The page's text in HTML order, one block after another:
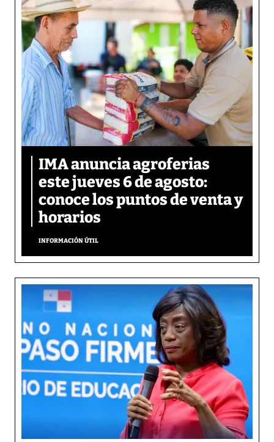
IMA anuncia agroferias
este jueves 6 de agosto:
conoce los puntos de venta y
horarios
INFORMACIÓN ÚTIL